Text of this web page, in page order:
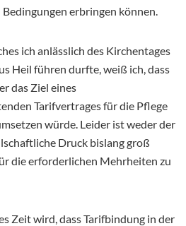
erbringen können.
ich anlässlich des Kirchentages
Heil führen durfte, weiß ich, dass
das Ziel eines
Tarifvertrages für die Pflege
würde. Leider ist weder der
Druck bislang groß
die erforderlichen Mehrheiten zu
Zeit wird, dass Tarifbindung in der